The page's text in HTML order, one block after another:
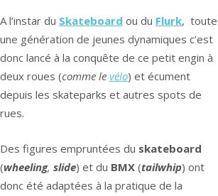
A l’instar du Skateboard ou du Flurk, toute
une génération de jeunes dynamiques c’est
donc lancé à la conquête de ce petit engin à
deux roues (comme le vélo) et écument
depuis les skateparks et autres spots de
rues.
Des figures empruntées du skateboard
(wheeling, slide) et du BMX (tailwhip) ont
donc été adaptées à la pratique de la